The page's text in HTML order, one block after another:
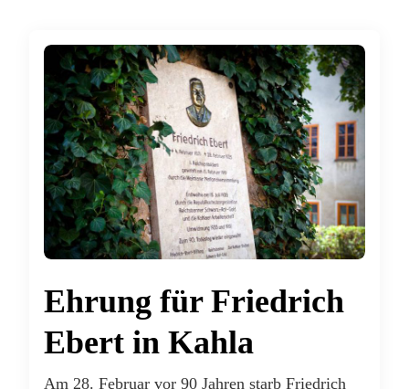
Ehrung für Friedrich
Ebert in Kahla
Am 28. Februar vor 90 Jahren starb Friedrich